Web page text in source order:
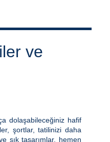
ve
dolaşabileceğiniz hafif
şortlar, tatilinizi daha
şık tasarımlar, hemen